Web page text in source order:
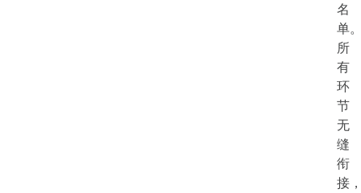
名
单
所
有
环
节
无
缝
衔
接